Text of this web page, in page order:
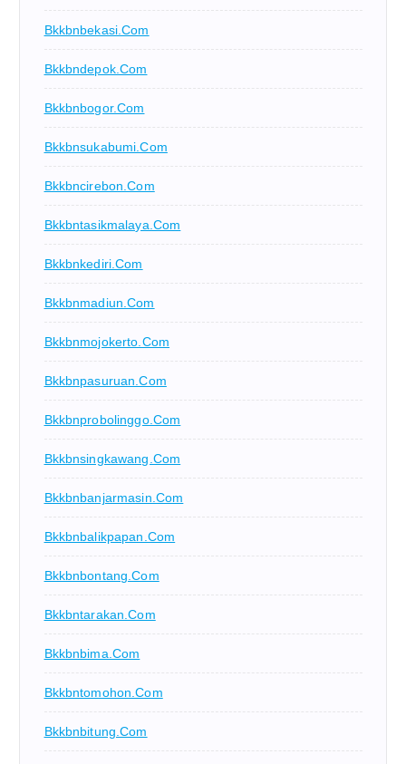
Bkkbnbekasi.com
Bkkbndepok.com
Bkkbnbogor.com
Bkkbnsukabumi.com
Bkkbncirebon.com
Bkkbntasikmalaya.com
Bkkbnkediri.com
Bkkbnmadiun.com
Bkkbnmojokerto.com
Bkkbnpasuruan.com
Bkkbnprobolinggo.com
Bkkbnsingkawang.com
Bkkbnbanjarmasin.com
Bkkbnbalikpapan.com
Bkkbnbontang.com
Bkkbntarakan.com
Bkkbnbima.com
Bkkbntomohon.com
Bkkbnbitung.com